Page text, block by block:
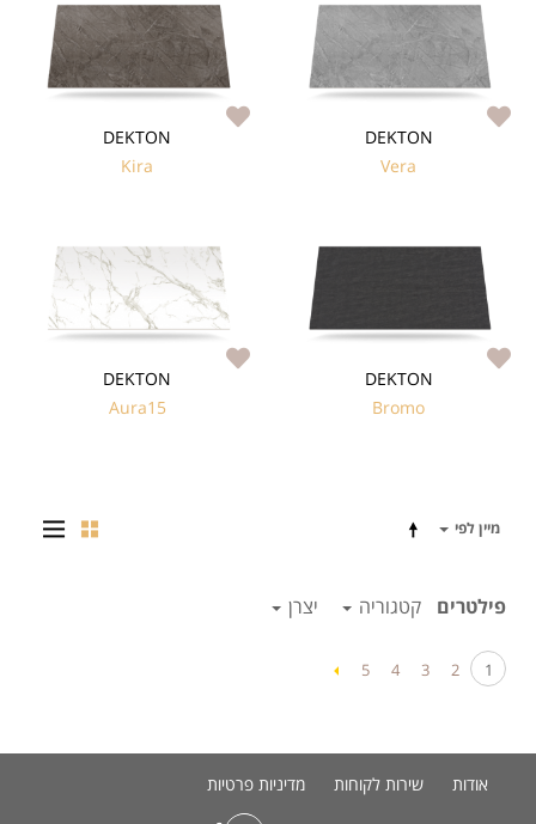
DEKTON
Vera
DEKTON
Kira
DEKTON
Bromo
DEKTON
Aura15
מיין לפי
פילטרים קטגוריה יצרן
1
2
3
4
5
אודות שירות לקוחות מדיניות פרטיות